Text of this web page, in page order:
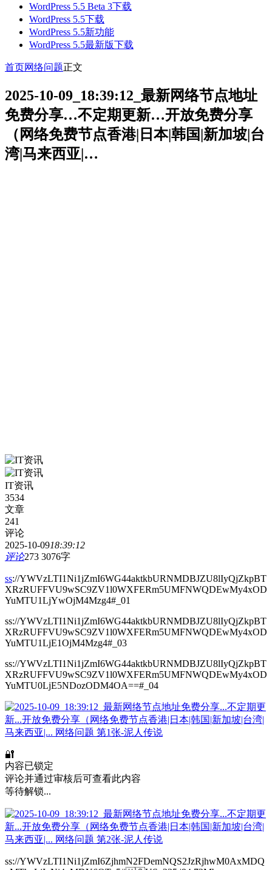
WordPress 5.5 Beta 3下载
WordPress 5.5下载
WordPress 5.5新功能
WordPress 5.5最新版下载
首页网络问题正文
2025-10-09_18:39:12_最新网络节点地址
免费分享…不定期更新…开放免费分享
（网络免费节点香港|日本|韩国|新加坡|台
湾|马来西亚|…
IT资讯
3534
文章
241
评论
2025-10-0918:39:12
评论273 3076字
ss://YWVzLTI1Ni1jZmI6WG44aktkbURNMDBJZU8lIyQjZkpBT
XRzRUFFVU9wSC9ZV1l0WXFERm5UMFNWQDEwMy4xOD
YuMTU1LjYwOjM4Mzg4#_01
ss://YWVzLTI1Ni1jZmI6WG44aktkbURNMDBJZU8lIyQjZkpBT
XRzRUFFVU9wSC9ZV1l0WXFERm5UMFNWQDEwMy4xOD
YuMTU1LjE1OjM4Mzg4#_03
ss://YWVzLTI1Ni1jZmI6WG44aktkbURNMDBJZU8lIyQjZkpBT
XRzRUFFVU9wSC9ZV1l0WXFERm5UMFNWQDEwMy4xOD
YuMTU0LjE5NDozODM4OA==#_04
🔐
内容已锁定
评论并通过审核后可查看此内容
等待解锁...
ss://YWVzLTI1Ni1jZmI6ZjhmN2FDemNQS2JzRjhwM0AxMDQ